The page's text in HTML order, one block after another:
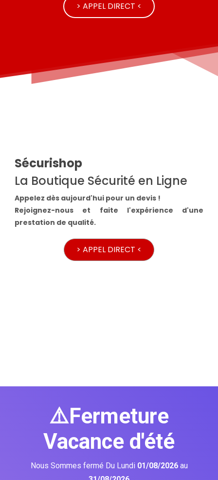
> APPEL DIRECT <
Sécurishop
La Boutique Sécurité en Ligne
Appelez dès aujourd'hui pour un devis !
Rejoignez-nous et faite l'expérience d'une
prestation de qualité.
> APPEL DIRECT <
⚠️Fermeture
Vacance d'été
Nous Sommes fermé Du Lundi 01/08/2026 au